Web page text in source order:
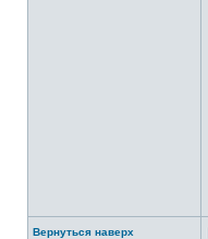
Вернуться наверх